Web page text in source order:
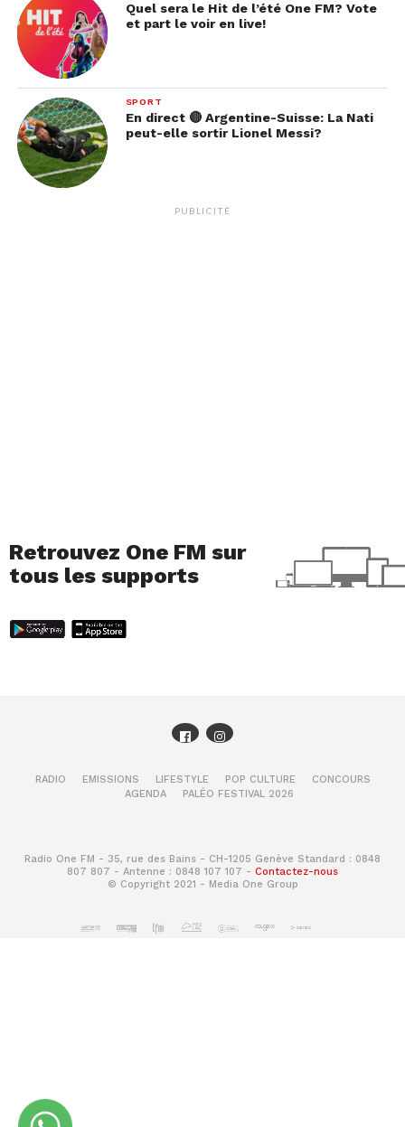
Quel sera le Hit de l’été One FM? Vote
et part le voir en live!
SPORT
En direct 🔴 Argentine-Suisse: La Nati
peut-elle sortir Lionel Messi?
PUBLICITÉ
Retrouvez One FM sur
tous les supports
RADIO EMISSIONS LIFESTYLE POP CULTURE
CONCOURS
AGENDA
PALÉO FESTIVAL 2026
Radio One FM - 35, rue des Bains - CH-1205 Genève Standard : 0848
807 807 - Antenne : 0848 107 107 - Contactez-nous
© Copyright 2021 - Media One Group